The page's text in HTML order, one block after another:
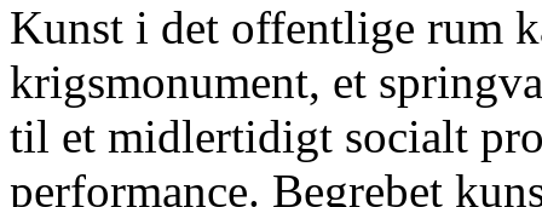
Kunst i det offentlige rum
krigsmonument, et
til et midlertidigt socialt
performance. Begrebet